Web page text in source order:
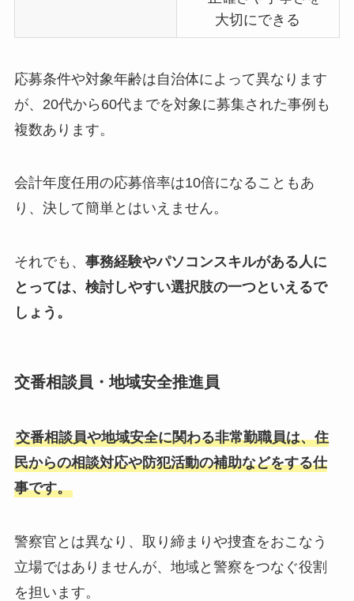
大切にできる
応募条件や対象年齢は自治体によって異なります
が、20代から60代までを対象に募集された事例も
複数あります。
会計年度任用の応募倍率は10倍になることもあ
り、決して簡単とはいえません。
それでも、 事務経験やパソコンスキルがある人に
とっては、検討しやすい選択肢の一つといえるで
しょう。
交番相談員・地域安全推進員
交番相談員や地域安全に関わる非常勤職員は、住
民からの相談対応や防犯活動の補助などをする仕
事です。
警察官とは異なり、取り締まりや捜査をおこなう
立場ではありませんが、地域と警察をつなぐ役割
を担います。